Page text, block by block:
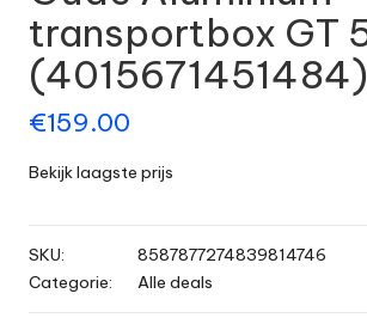
transportbox GT
(4015671451484)
€159.00
Bekijk laagste prijs
SKU:
8587877274839814746
Categorie:
Alle deals